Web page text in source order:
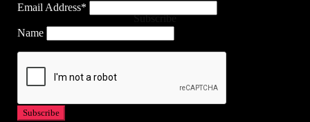
Subscribe
Email Address*
Name